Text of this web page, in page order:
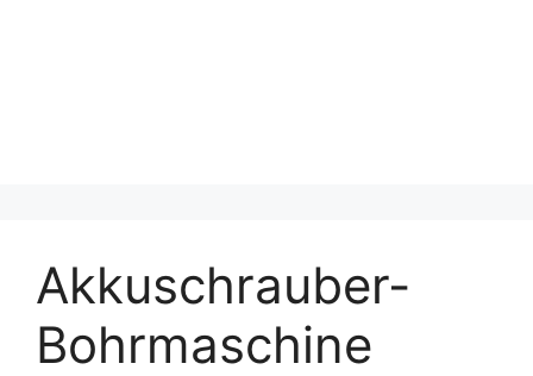
Akkuschrauber-
Bohrmaschine